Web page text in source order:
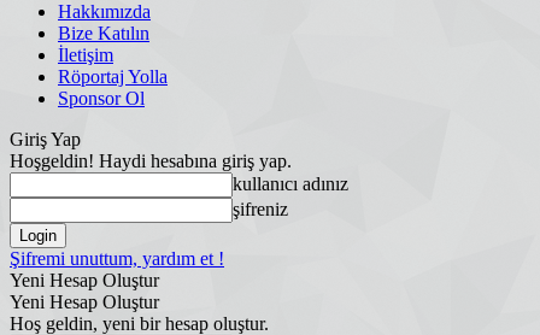
Hakkımızda
Bize Katılın
İletişim
Röportaj Yolla
Sponsor Ol
Giriş Yap
Hoşgeldin! Haydi hesabına giriş yap.
kullanıcı adınız
şifreniz
Şifremi unuttum, yardım et !
Yeni Hesap Oluştur
Yeni Hesap Oluştur
Hoş geldin, yeni bir hesap oluştur.